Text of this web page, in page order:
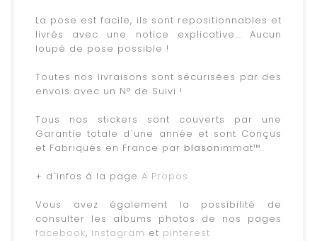
La pose est facile, ils sont repositionnables et
livrés avec une notice explicative... Aucun
loupé de pose possible !
Toutes nos livraisons sont sécurisées par des
envois avec un N° de Suivi !
Tous nos stickers sont couverts par une
Garantie totale d`une année et sont Conçus
et Fabriqués en France par blasonimmat™.
+ d`infos à la page A Propos
Vous avez également la possibilité de
consulter les albums photos de nos pages
facebook, instagram et pinterest